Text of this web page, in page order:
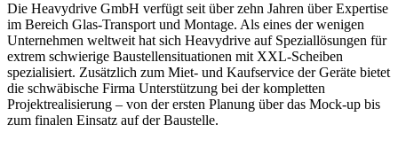
Die Heavydrive GmbH verfügt seit über zehn Jahren über Expertise
im Bereich Glas-Transport und Montage. Als eines der wenigen
Unternehmen weltweit hat sich Heavydrive auf Speziallösungen für
extrem schwierige Baustellensituationen mit XXL-Scheiben
spezialisiert. Zusätzlich zum Miet- und Kaufservice der Geräte bietet
die schwäbische Firma Unterstützung bei der kompletten
Projektrealisierung – von der ersten Planung über das Mock-up bis
zum finalen Einsatz auf der Baustelle.